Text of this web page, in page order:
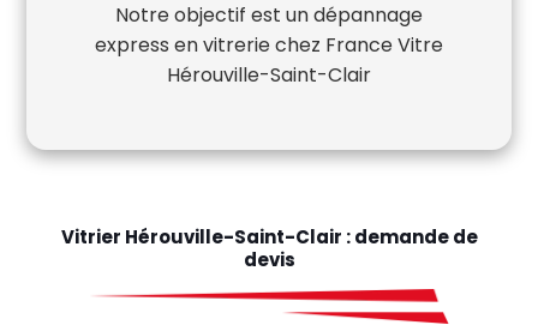
Notre objectif est un dépannage
express en vitrerie chez France Vitre
Hérouville-Saint-Clair
Vitrier Hérouville-Saint-Clair : demande de
devis